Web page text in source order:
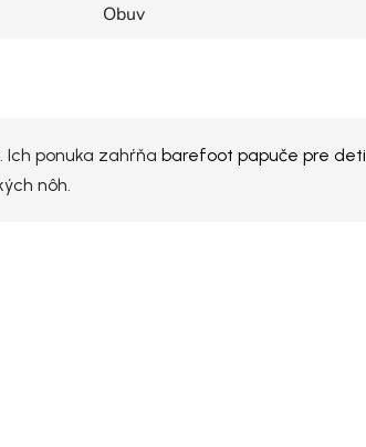
Obuv
Ich ponuka zahŕňa barefoot papuče pre deti
nôh.